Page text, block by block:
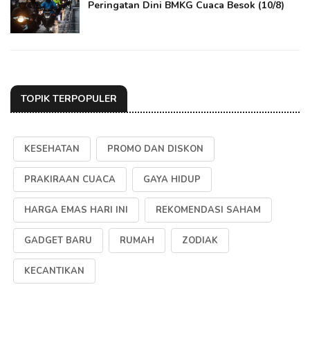
Peringatan Dini BMKG Cuaca Besok (10/8)
TOPIK TERPOPULER
KESEHATAN PROMO DAN DISKON
PRAKIRAAN CUACA GAYA HIDUP
HARGA EMAS HARI INI REKOMENDASI SAHAM
GADGET BARU RUMAH ZODIAK
KECANTIKAN